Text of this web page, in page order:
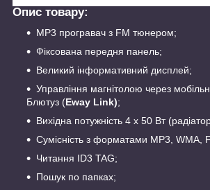
Опис товару:
MP3 програвач з FM тюнером;
Фіксована передня панель;
Великий інформативний дисплей;
Управління магнітолою через
Блютуз (Eway Link);
Вихідна потужність 4 х 50 Вт
Сумісність з форматами MP3, WMA,
Читання ID3 TAG;
Пошук по папках;